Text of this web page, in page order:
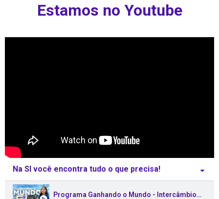
Estamos no Youtube
Na SI você encontra tudo o que precisa!
Programa Ganhando o Mundo - Intercâmbio no Exterior